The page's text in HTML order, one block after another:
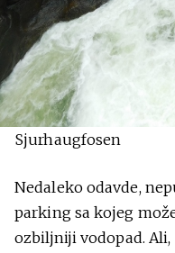
Sjurhaugfosen
Nedaleko odavde,
parking sa kojeg
ozbiljniji vodopad.